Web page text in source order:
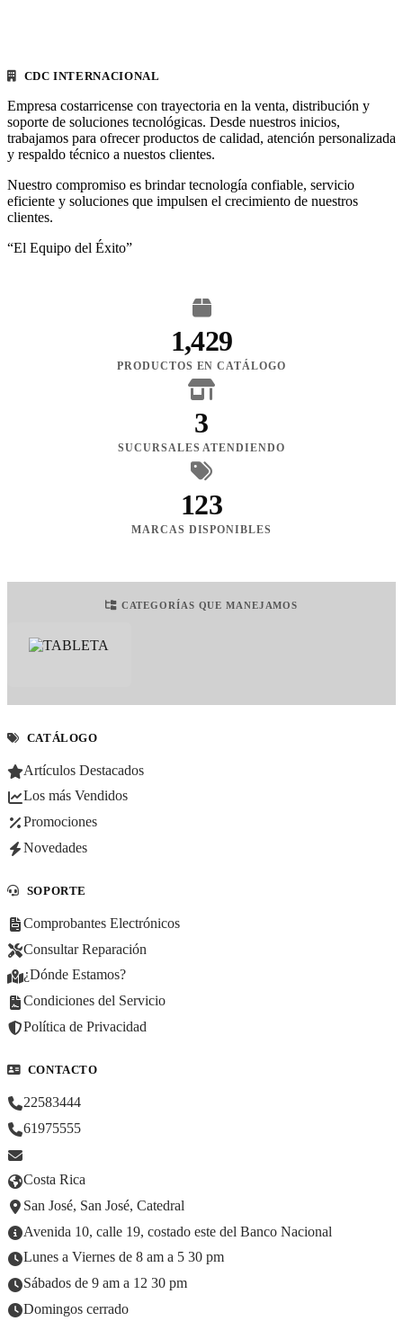
CDC INTERNACIONAL
Empresa costarricense con trayectoria en la venta, distribución y
soporte de soluciones tecnológicas. Desde nuestros inicios,
trabajamos para ofrecer productos de calidad, atención personalizada
y respaldo técnico a nuestos clientes.
Nuestro compromiso es brindar tecnología confiable, servicio
eficiente y soluciones que impulsen el crecimiento de nuestros
clientes.
“El Equipo del Éxito”
1,429
PRODUCTOS EN CATÁLOGO
3
SUCURSALES ATENDIENDO
123
MARCAS DISPONIBLES
CATEGORÍAS QUE MANEJAMOS
CATÁLOGO
Artículos Destacados
Los más Vendidos
Promociones
Novedades
SOPORTE
Comprobantes Electrónicos
Consultar Reparación
¿Dónde Estamos?
Condiciones del Servicio
Política de Privacidad
CONTACTO
22583444
61975555
Costa Rica
San José, San José, Catedral
Avenida 10, calle 19, costado este del Banco Nacional
Lunes a Viernes de 8 am a 5 30 pm
Sábados de 9 am a 12 30 pm
Domingos cerrado